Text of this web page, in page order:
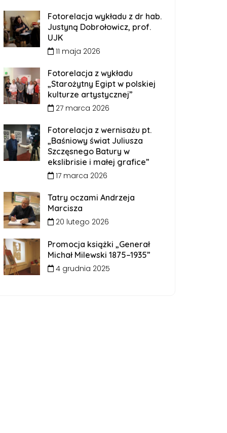
Fotorelacja wykładu z dr hab.
Justyną Dobrołowicz, prof.
UJK
11 maja 2026
Fotorelacja z wykładu
„Starożytny Egipt w polskiej
kulturze artystycznej”
27 marca 2026
Fotorelacja z wernisażu pt.
„Baśniowy świat Juliusza
Szczęsnego Batury w
ekslibrisie i małej grafice”
17 marca 2026
Tatry oczami Andrzeja
Marcisza
20 lutego 2026
Promocja książki „Generał
Michał Milewski 1875–1935”
4 grudnia 2025